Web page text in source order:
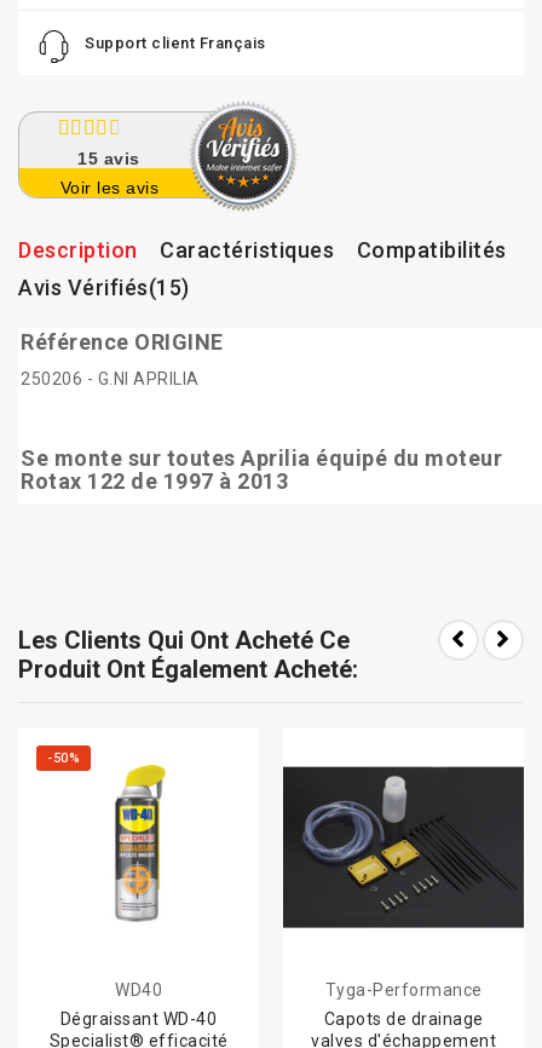
Support client Français
15 avis
Voir les avis
Description Caractéristiques
Compatibilités
Avis Vérifiés(15)
Référence ORIGINE
250206 - G.NI APRILIA
Se monte sur toutes Aprilia équipé du moteur
Rotax 122 de 1997 à 2013
Les Clients Qui Ont Acheté Ce
Produit Ont Également Acheté:
-50%
WD40
Dégraissant WD-40
Specialist® efficacité
Tyga-Performance
Capots de drainage
valves d'échappement